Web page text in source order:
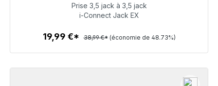
19,99 €
Détails
Prise 3,5 jack à 3,5 jack
i-Connect Jack EX
19,99 €* 38,99 €* (économie de 48.73%)